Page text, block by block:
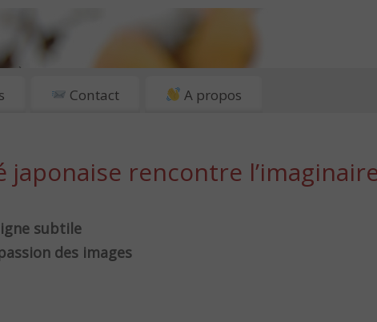
À PARIS
Contact A propos
japonaise rencontre
subtile
des images